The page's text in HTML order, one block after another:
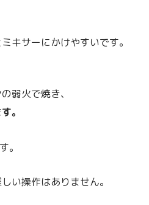
キサーにかけやすいです。
弱火で焼き、
。
。
い操作はありません。